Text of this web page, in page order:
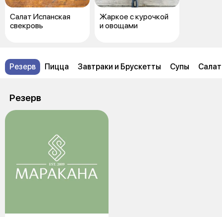
Салат Испанская
свекровь
Жаркое с курочкой
и овощами
Резерв Пицца Завтраки и Брускетты Супы
Резерв